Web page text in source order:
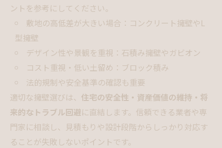
ントを参考にしてください。
敷地の高低差が大きい場合：コンクリート擁壁やL
型擁壁
デザイン性や景観を重視：石積み擁壁やガビオン
コスト重視・低い土留め：ブロック積み
法的規制や安全基準の確認も重要
適切な擁壁選びは、 住宅の安全性・資産価値の維持・将
来的なトラブル回避に直結します。信頼できる業者や専
門家に相談し、見積もりや設計段階からしっかり対応す
ることが失敗しないポイントです。